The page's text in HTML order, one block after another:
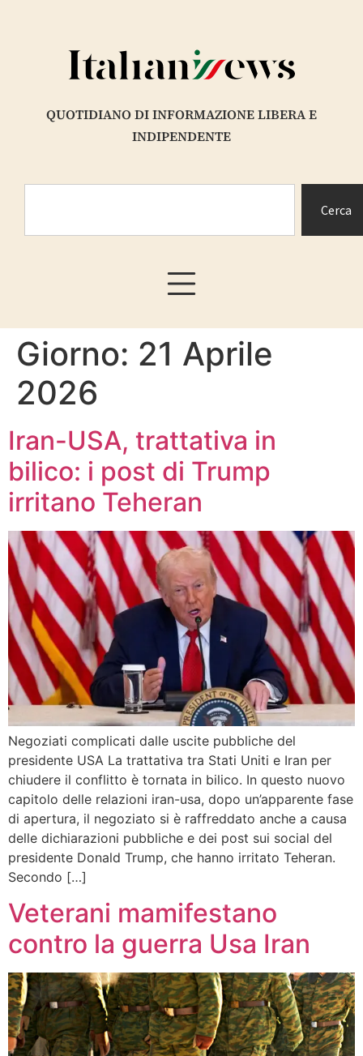
QUOTIDIANO DI INFORMAZIONE LIBERA E
INDIPENDENTE
Cerca
Giorno: 21 Aprile
2026
Iran-USA, trattativa in
bilico: i post di Trump
irritano Teheran
Negoziati complicati dalle uscite pubbliche del
presidente USA La trattativa tra Stati Uniti e Iran per
chiudere il conflitto è tornata in bilico. In questo nuovo
capitolo delle relazioni iran-usa, dopo un’apparente fase
di apertura, il negoziato si è raffreddato anche a causa
delle dichiarazioni pubbliche e dei post sui social del
presidente Donald Trump, che hanno irritato Teheran.
Secondo […]
Veterani mamifestano
contro la guerra Usa Iran